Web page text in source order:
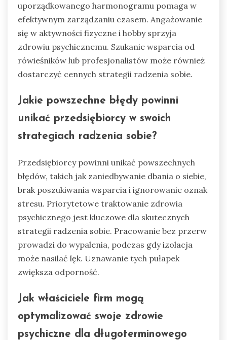
uporządkowanego harmonogramu pomaga w
efektywnym zarządzaniu czasem. Angażowanie
się w aktywności fizyczne i hobby sprzyja
zdrowiu psychicznemu. Szukanie wsparcia od
rówieśników lub profesjonalistów może również
dostarczyć cennych strategii radzenia sobie.
Jakie powszechne błędy powinni
unikać przedsiębiorcy w swoich
strategiach radzenia sobie?
Przedsiębiorcy powinni unikać powszechnych
błędów, takich jak zaniedbywanie dbania o siebie,
brak poszukiwania wsparcia i ignorowanie oznak
stresu. Priorytetowe traktowanie zdrowia
psychicznego jest kluczowe dla skutecznych
strategii radzenia sobie. Pracowanie bez przerw
prowadzi do wypalenia, podczas gdy izolacja
może nasilać lęk. Uznawanie tych pułapek
zwiększa odporność.
Jak właściciele firm mogą
optymalizować swoje zdrowie
psychiczne dla długoterminowego